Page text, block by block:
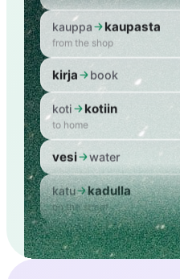
kauppa
from the shop
kotiin
to home
katu kadulla
on the street
talo house
talo talossa